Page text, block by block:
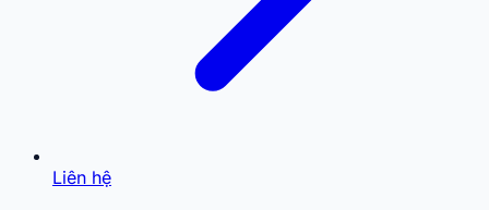
Liên hệ